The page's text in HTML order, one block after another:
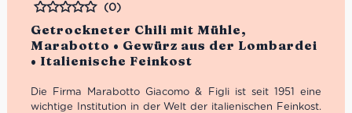
Getrockneter Chili mit Mühle,
Marabotto • Gewürz aus der Lombardei
• Italienische Feinkost
Bewertet
(0)
Die Firma Marabotto Giacomo & Figli ist seit 1951 eine
wichtige Institution in der Welt der italienischen Feinkost.